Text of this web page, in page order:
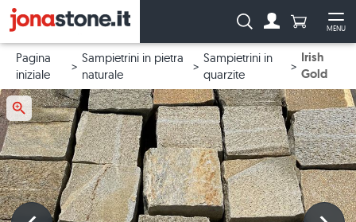
MENU
Ricerca: Numero di
Pagina
iniziale
Sampietrini in pietra
naturale
Sampietrini in
quarzite
Irish
Gold